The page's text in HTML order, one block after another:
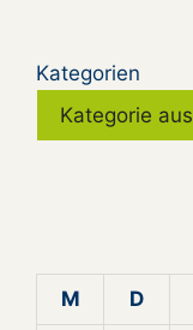
Kategorien
M
D